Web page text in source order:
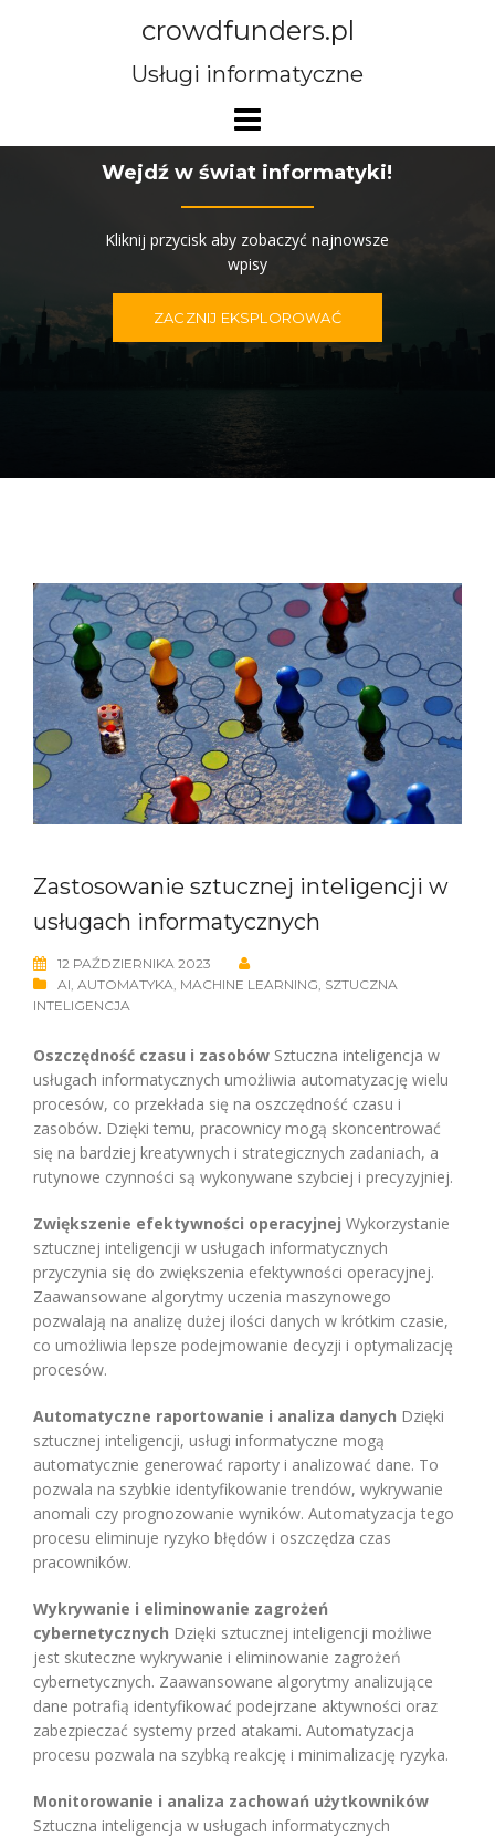
crowdfunders.pl
Usługi informatyczne
Wejdź w świat informatyki!
Kliknij przycisk aby zobaczyć najnowsze
wpisy
ZACZNIJ EKSPLOROWAĆ
Zastosowanie sztucznej inteligencji w
usługach informatycznych
12 PAŹDZIERNIKA 2023
AI AUTOMATYKA MACHINE LEARNING SZTUCZNA
INTELIGENCJA
Oszczędność czasu i zasobów Sztuczna inteligencja w
usługach informatycznych umożliwia automatyzację wielu
procesów, co przekłada się na oszczędność czasu i
zasobów. Dzięki temu, pracownicy mogą skoncentrować
się na bardziej kreatywnych i strategicznych zadaniach, a
rutynowe czynności są wykonywane szybciej i precyzyjniej.
Zwiększenie efektywności operacyjnej Wykorzystanie
sztucznej inteligencji w usługach informatycznych
przyczynia się do zwiększenia efektywności operacyjnej.
Zaawansowane algorytmy uczenia maszynowego
pozwalają na analizę dużej ilości danych w krótkim czasie,
co umożliwia lepsze podejmowanie decyzji i optymalizację
procesów.
Automatyczne raportowanie i analiza danych Dzięki
sztucznej inteligencji, usługi informatyczne mogą
automatycznie generować raporty i analizować dane. To
pozwala na szybkie identyfikowanie trendów, wykrywanie
anomali czy prognozowanie wyników. Automatyzacja tego
procesu eliminuje ryzyko błędów i oszczędza czas
pracowników.
Wykrywanie i eliminowanie zagrożeń
cybernetycznych Dzięki sztucznej inteligencji możliwe
jest skuteczne wykrywanie i eliminowanie zagrożeń
cybernetycznych. Zaawansowane algorytmy analizujące
dane potrafią identyfikować podejrzane aktywności oraz
zabezpieczać systemy przed atakami. Automatyzacja
procesu pozwala na szybką reakcję i minimalizację ryzyka.
Monitorowanie i analiza zachowań użytkowników
Sztuczna inteligencja w usługach informatycznych